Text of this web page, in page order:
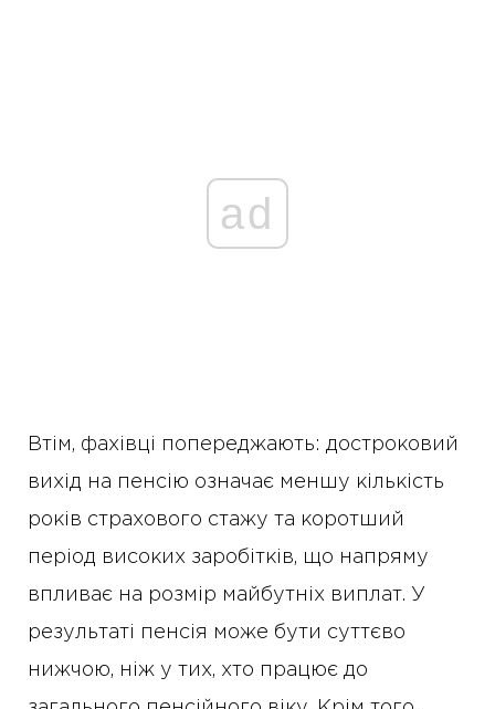
ad
Втім, фахівці попереджають: достроковий
вихід на пенсію означає меншу кількість
років страхового стажу та коротший
період високих заробітків, що напряму
впливає на розмір майбутніх виплат. У
результаті пенсія може бути суттєво
нижчою, ніж у тих, хто працює до